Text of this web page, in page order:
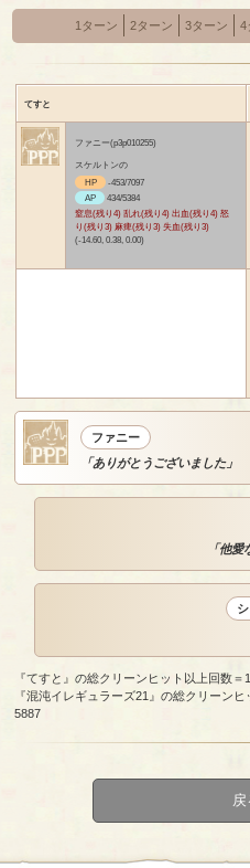
1ターン 2ターン 3ターン 4
てすと
ファニー(p3p010255)
スケルトンの
HP
-453/7097
AP
434/5384
窒息(残り4) 乱れ(残り4) 出血(残り4) 怒
り(残り3) 麻痺(残り3) 失血(残り3)
(-14.60, 0.38, 0.00)
ファニー
「ありがとうございました」
「他
『てすと』の総クリーンヒット以上回数
『混沌イレギュラーズ21』の総クリーン
5887
戻